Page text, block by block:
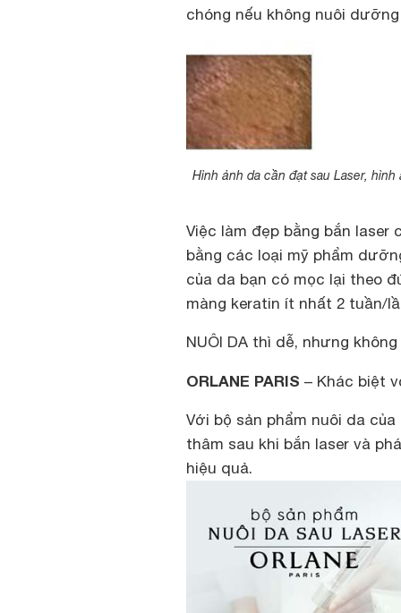
chóng nếu không nuôi
Hình ảnh da cần đạt sau Laser,
Việc làm đẹp bằng bắn
bằng các loại mỹ phẩm
của da bạn có mọc lại theo
màng keratin ít nhất 2 tuần/
NUÔI DA thì dễ, nhưng
ORLANE PARIS – Khác biệt
Với bộ sản phẩm nuôi da
thâm sau khi bắn laser và
hiệu quả.